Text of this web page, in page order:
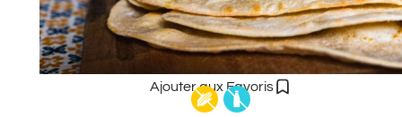
Ajouter aux Favoris